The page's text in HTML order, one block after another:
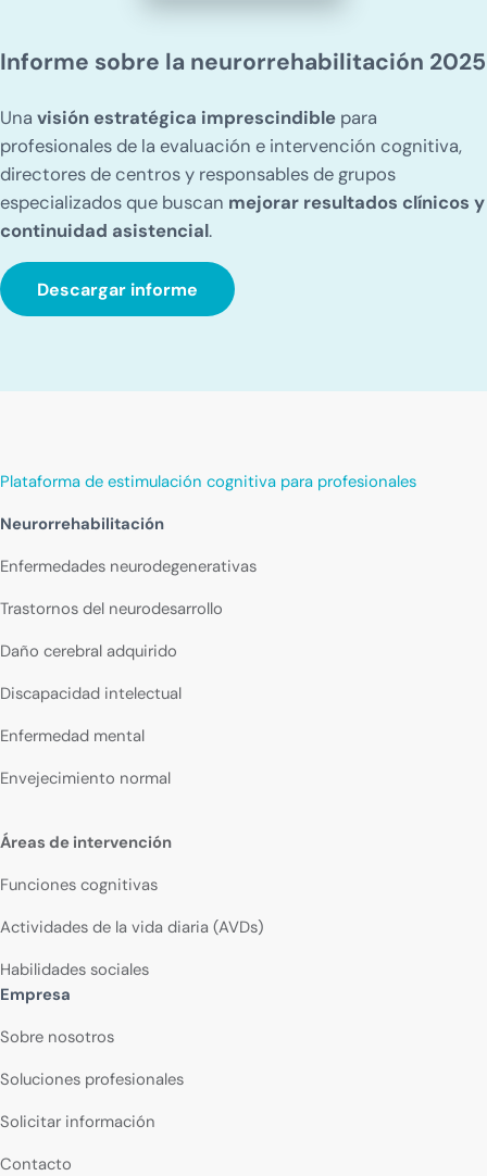
Informe sobre la neurorrehabilitación 2025
Unavisión estratégica imprescindible para
profesionales de la evaluación e intervención cognitiva,
directores de centros y responsables de grupos
especializados que buscan mejorar resultados clínicos y
continuidad asistencial.
Descargar informe
Plataforma de estimulación cognitiva para profesionales
Neurorrehabilitación
Enfermedades neurodegenerativas
Trastornos del neurodesarrollo
Daño cerebral adquirido
Discapacidad intelectual
Enfermedad mental
Envejecimiento normal
Áreas de intervención
Funciones cognitivas
Actividades de la vida diaria (AVDs)
Habilidades sociales
Empresa
Sobre nosotros
Soluciones profesionales
Solicitar información
Contacto